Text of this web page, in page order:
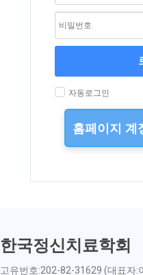
자동로그인
홈페이지 계
한국정신치료학회
고유번호:202-82-31629 (대표자: